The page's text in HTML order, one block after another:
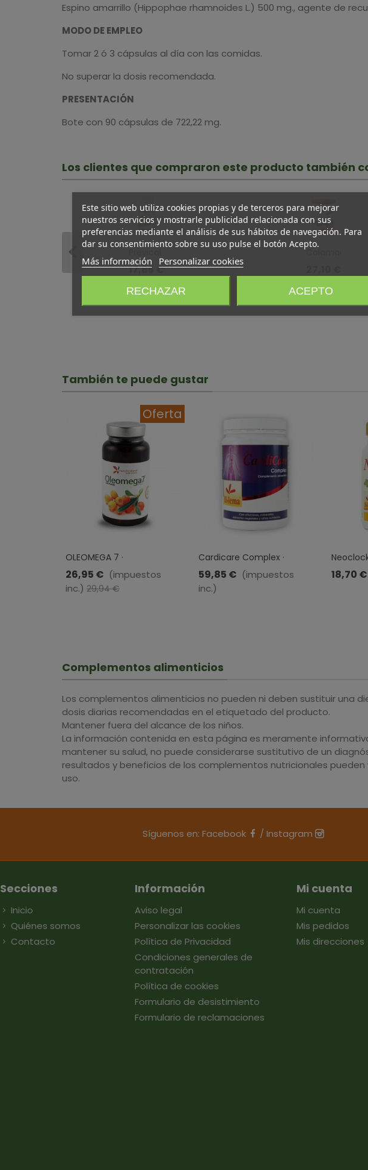
Espino amarrillo (Hippophae rhamnoides L.) 500 mg., agente de
MODO DE EMPLEO
Tomar 2 ó 3 cápsulas al día con las comidas.
No superar la dosis recomendada.
PRESENTACIÓN
Bote con 90 cápsulas de 722,22 mg.
Los clientes que compraron este producto también
Omega
3 Forte ·
Bilema ·
140
Cápsulas
17,85 €
inc.)
Hidrolizado
·
Novadiet
· 300gr
inc.)
También te puede gustar
Oferta
OLEOMEGA 7 ·
MUNDONATURAL · 120 PERLAS
26,95 € (impuestos
inc.) 29,94 €
Cardicare Complex ·
Bilema · 240 Capsulas
59,85 € (impuestos
inc.)
Cápsulas
18,70 €
Complementos alimenticios
Los complementos alimenticios no pueden ni deben sustituir una
dosis diarias recomendadas en el etiquetado del producto.
Mantener fuera del alcance de los niños.
La información contenida en esta página es meramente
mantener su salud, no puede considerarse sustitutivo de un
resultados y beneficios de los complementos nutricionales
uso.
Síguenos en: Facebook / Instagram
Este sitio web utiliza cookies propias y de terceros para mejorar
nuestros servicios y mostrarle publicidad relacionada con sus
preferencias mediante el análisis de sus hábitos de navegación. Para
dar su consentimiento sobre su uso pulse el botón Acepto.
Más información Personalizar cookies
RECHAZAR ACEPTO
Secciones
Inicio
Quiénes somos
Contacto
Información
Aviso legal
Personalizar las cookies
Política de Privacidad
Condiciones generales de
contratación
Política de cookies
Formulario de desistimiento
Formulario de reclamaciones
Mi cuenta
Mi cuenta
Mis pedidos
Mis direcciones